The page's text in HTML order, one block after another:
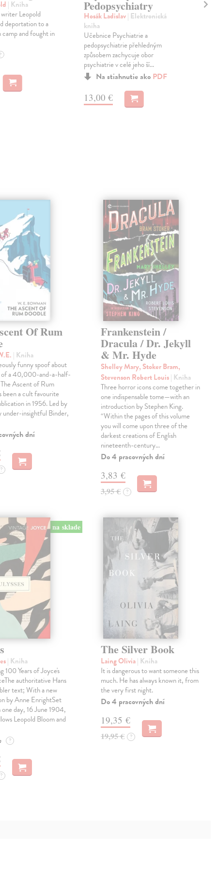
| Kniha
Leopold
deportation to a
and fought in
?
Pedopsychiatry
Hosák Ladislav| Elektronická
kniha
Učebnice Psychiatrie a
pedopsychiatrie přehledným
způsobem zachycuje obor
psychiatrie v celé jeho ší...
Na stiahnutie ako PDF
13,00 €
Of Rum
| Kniha
funny spoof about
of a 40,000-and-a-half-
Ascent of Rum
been a cult favourite
in 1956. Led by
under-insightful Binder,
dní
?
Frankenstein /
Dracula / Dr. Jekyll
& Mr. Hyde
Shelley Mary, Stoker Bram,
Stevenson Robert Louis| Kniha
Three horror icons come together in
one indispensable tome—with an
introduction by Stephen King.
“Within the pages of this volume
you will come upon three of the
darkest creations of English
nineteenth-century…
Do 4 pracovných dní
3,83 €
3,95 € ?
na sklade
| Kniha
100 Years of Joyce's
authoritative Hans
text; With a new
by Anne EnrightSet
day, 16 June 1904,
Leopold Bloom and
?
?
The Silver Book
Laing Olivia| Kniha
It is dangerous to want someone this
much. He has always known it, from
the very first night.
Do 4 pracovných dní
19,35 €
19,95 € ?